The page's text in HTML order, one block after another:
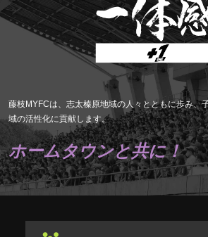
藤枝MYFCは、志太榛原地域の人々とともに歩み、
域の活性化に貢献します。
ホームタウンと共に！